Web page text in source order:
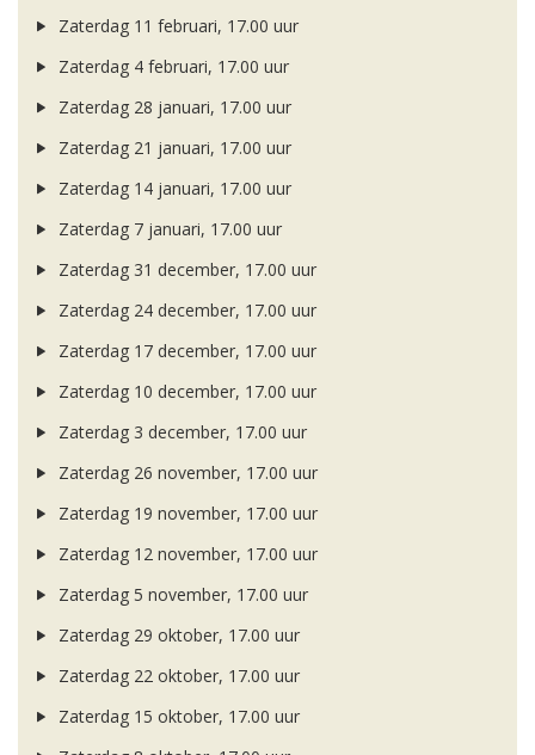
Zaterdag 11 februari, 17.00 uur
Zaterdag 4 februari, 17.00 uur
Zaterdag 28 januari, 17.00 uur
Zaterdag 21 januari, 17.00 uur
Zaterdag 14 januari, 17.00 uur
Zaterdag 7 januari, 17.00 uur
Zaterdag 31 december, 17.00 uur
Zaterdag 24 december, 17.00 uur
Zaterdag 17 december, 17.00 uur
Zaterdag 10 december, 17.00 uur
Zaterdag 3 december, 17.00 uur
Zaterdag 26 november, 17.00 uur
Zaterdag 19 november, 17.00 uur
Zaterdag 12 november, 17.00 uur
Zaterdag 5 november, 17.00 uur
Zaterdag 29 oktober, 17.00 uur
Zaterdag 22 oktober, 17.00 uur
Zaterdag 15 oktober, 17.00 uur